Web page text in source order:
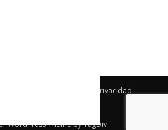
Política de privacidad
WordPress Theme by TagDiv